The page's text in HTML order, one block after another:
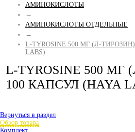
АМИНОКИСЛОТЫ
→
АМИНОКИСЛОТЫ ОТДЕЛЬНЫЕ
→
L-TYROSINE 500 МГ (Л-
LABS)
L-TYROSINE 500
100 КАПСУЛ (HAYA
Вернуться в раздел
Обзор товара
Комплект